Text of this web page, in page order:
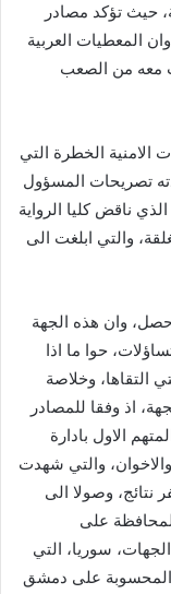
حيث تؤكد مصادر
المعطيات العربية
معه من الصعب
الامنية الخطرة التي
تصريحات المسؤول
ناقض كليا الرواية
والتي ابلغت الى
وان هذه الجهة
حوا ما اذا
التقاها، وخلاصة
اذ وفقا للمصادر
الاول بادارة
والتي شهدت
نتائج، وصولا الى
على
سوريا، التي
المحسوبة على دمشق